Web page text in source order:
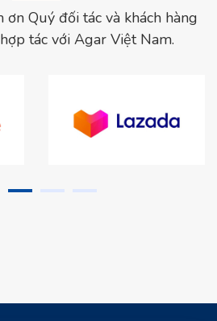
Quý đối tác và khách hàng
tác với Agar Việt Nam.